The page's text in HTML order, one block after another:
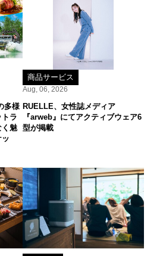
多様
ラ
魅
商品サービス
Aug, 06, 2026
RUELLE、女性誌メディア
『arweb』にてアクティブウェア6
型が掲載